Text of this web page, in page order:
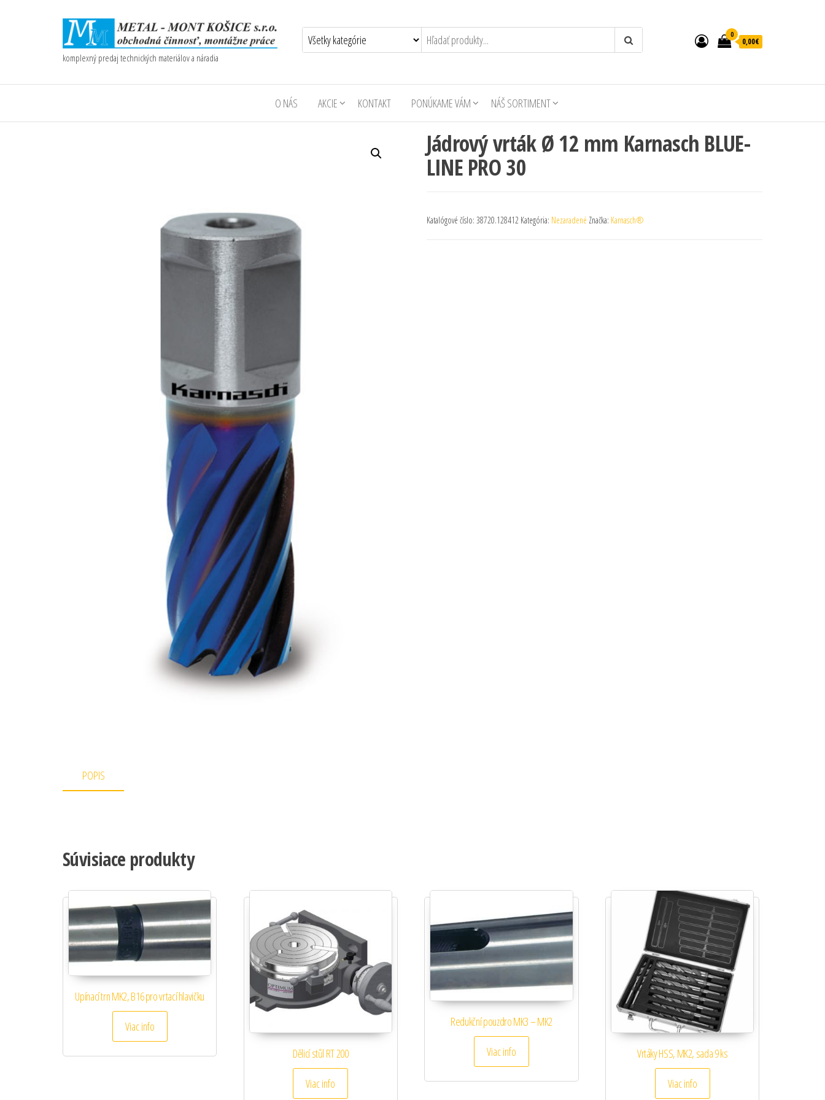
komplexný predaj technických materiálov a náradia
0
0,00€
O NÁS AKCIE KONTAKT PONÚKAME VÁM NÁŠ SORTIMENT
Jádrový vrták Ø 12 mm Karnasch BLUE-
LINE PRO 30
Katalógové číslo: 38720.128412 Kategória: Nezaradené Značka: Karnasch®
POPIS
Súvisiace produkty
Upínací trn MK2, B16 pro vrtací hlavičku
Viac info
Dělicí stůl RT 200
Viac info
Redukční pouzdro MK3 – MK2
Viac info Vrtáky HSS, MK2, sada 9 ks
Viac info